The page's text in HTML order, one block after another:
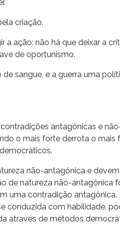
criação.
a ação; não há que deixar a
de oportunismo.
sangue, e a guerra uma
antagônicas e
o mais forte derrota o mais
não-antagônica e
de natureza não-antagônica
uma contradição antagônica.
conduzida com habilidade,
através de métodos